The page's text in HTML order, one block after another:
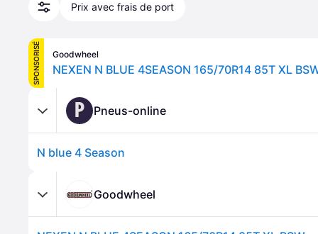
Prix avec frais de port
SPONSORISÉ Goodwheel
NEXEN N BLUE 4SEASON 165/70R14 85T XL
P Pneus-online
N blue 4 Season
Goodwheel